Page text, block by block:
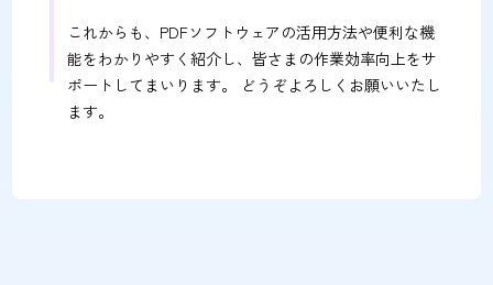
これからも、PDFソフトウェアの活用方法や便利な機
能をわかりやすく紹介し、皆さまの作業効率向上をサ
ポートしてまいります。 どうぞよろしくお願いいたし
ます。